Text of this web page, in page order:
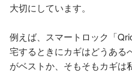
大切にしています。
例えば、スマートロック「
宅するときにカギはどうある
がベストか、そもそもカギは